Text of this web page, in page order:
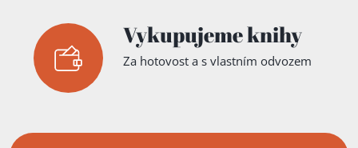
Vykupujeme knihy
Za hotovost a s vlastním odvozem